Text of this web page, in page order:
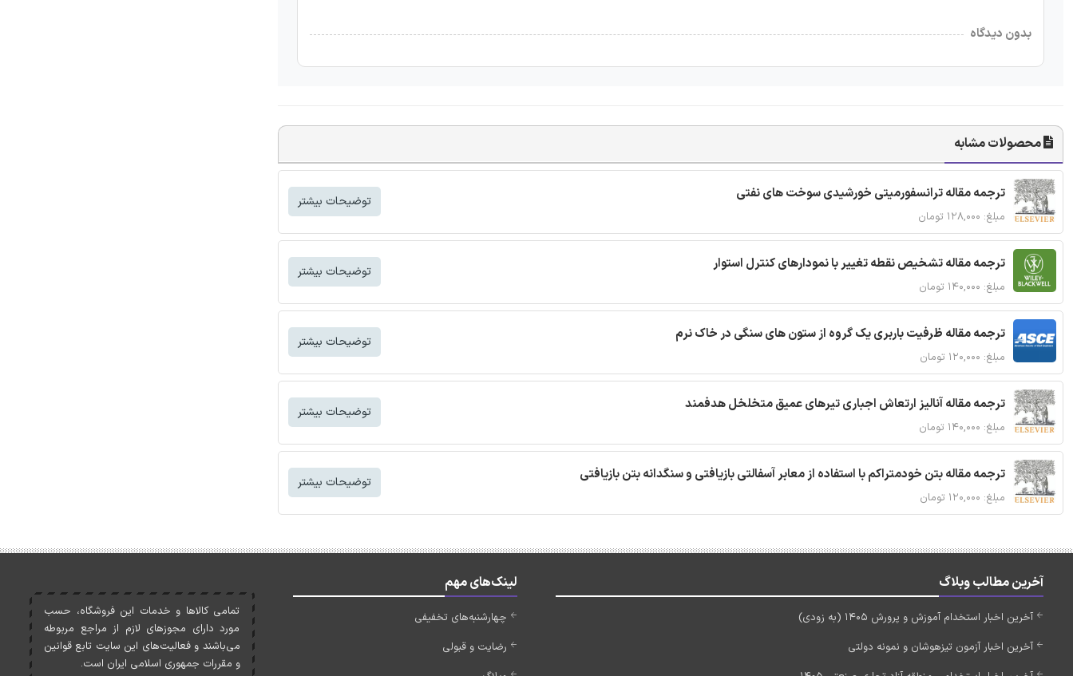
بدون دیدگاه
محصولات مشابه
ترجمه مقاله ترانسفورمیتی خورشیدی سوخت های نفتی
مبلغ: ۱۲۸,۰۰۰ تومان
توضیحات بیشتر
ترجمه مقاله تشخیص نقطه تغییر با نمودارهای کنترل استوار
مبلغ: ۱۴۰,۰۰۰ تومان
توضیحات بیشتر
ترجمه مقاله ظرفیت باربری یک گروه از ستون های سنگی در خاک نرم
مبلغ: ۱۲۰,۰۰۰ تومان
توضیحات بیشتر
ترجمه مقاله آنالیز ارتعاش اجباری تیرهای عمیق متخلخل هدفمند
مبلغ: ۱۴۰,۰۰۰ تومان
توضیحات بیشتر
ترجمه مقاله بتن خودمتراکم با استفاده از معابر آسفالتی بازیافتی و سنگدانه بتن بازیافتی
مبلغ: ۱۲۰,۰۰۰ تومان
توضیحات بیشتر
آخرین مطالب وبلاگ
آخرین اخبار استخدام آموزش و پرورش 1405 (به زودی)
آخرین اخبار آزمون تیزهوشان و نمونه دولتی
لینک‌های مهم
چهارشنبه‌های تخفیفی
رضایت و قبولی
تمامی کالاها و خدمات اين فروشگاه، حسب
مورد دارای مجوزهای لازم از مراجع مربوطه
می‌باشند و فعاليت‌های اين سايت تابع قوانين
و مقررات جمهوری اسلامی ايران است.